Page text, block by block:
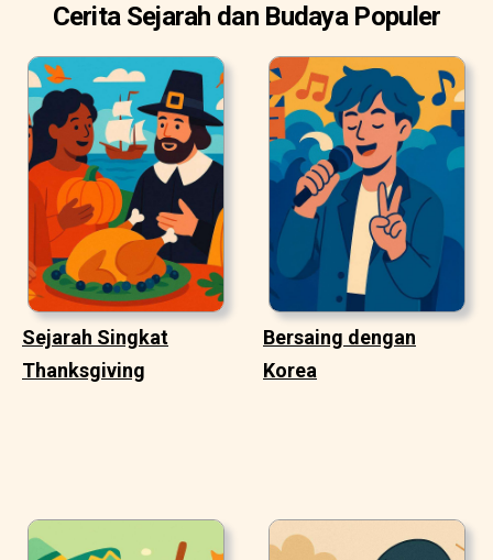
Cerita Sejarah dan Budaya Populer
Sejarah Singkat
Thanksgiving
Bersaing dengan
Korea